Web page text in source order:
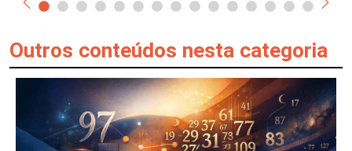
Outros conteúdos nesta categoria